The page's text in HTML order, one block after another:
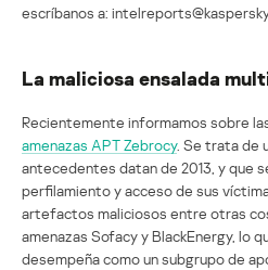
escríbanos a:
La maliciosa ensalada
Recientemente informamos sobre
amenazas APT Zebrocy. Se trata de
antecedentes datan de 2013, y que
perfilamiento y acceso de sus
artefactos maliciosos entre otras
amenazas Sofacy y BlackEnergy, lo
desempeña como un subgrupo de